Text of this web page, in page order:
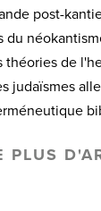
post-
du
théories de
judaïsmes
PLUS